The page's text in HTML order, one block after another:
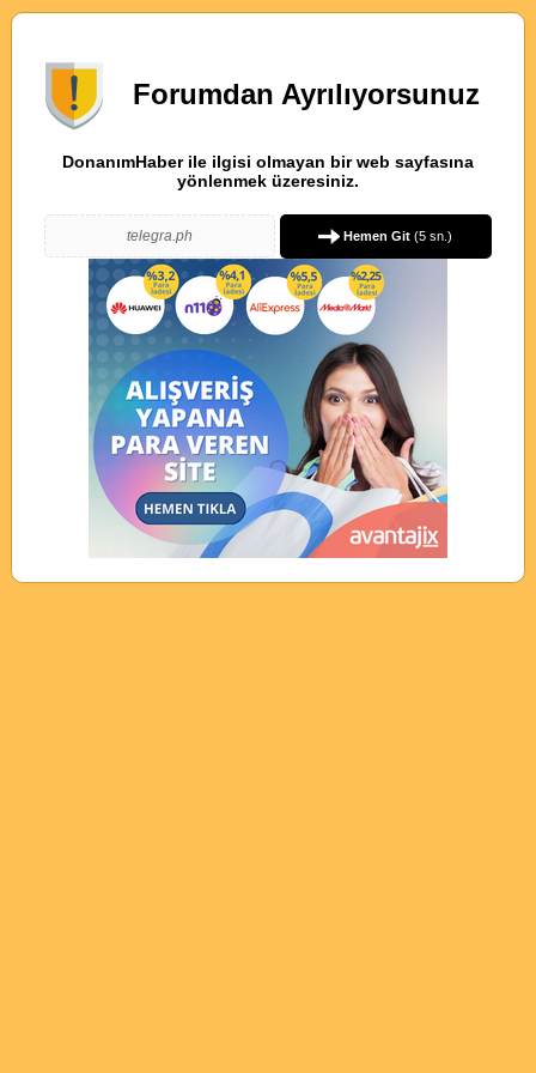
Forumdan Ayrılıyorsunuz
DonanımHaber ile ilgisi olmayan bir web sayfasına
yönlenmek üzeresiniz.
telegra.ph Hemen Git (5 sn.)